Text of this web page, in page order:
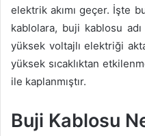
elektrik akımı geçer. İşte
kablolara, buji kablosu
yüksek voltajlı elektriği
yüksek sıcaklıktan
ile kaplanmıştır.
Buji Kablosu